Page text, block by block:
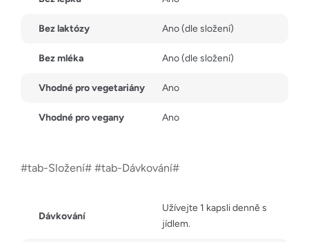
Bez laktózy Ano (dle složení)
Bez mléka Ano (dle složení)
Vhodné pro vegetariány Ano
Vhodné pro vegany Ano
#tab-Složení# #tab-Dávkování#
Dávkování
Užívejte 1 kapsli denně s
jídlem.